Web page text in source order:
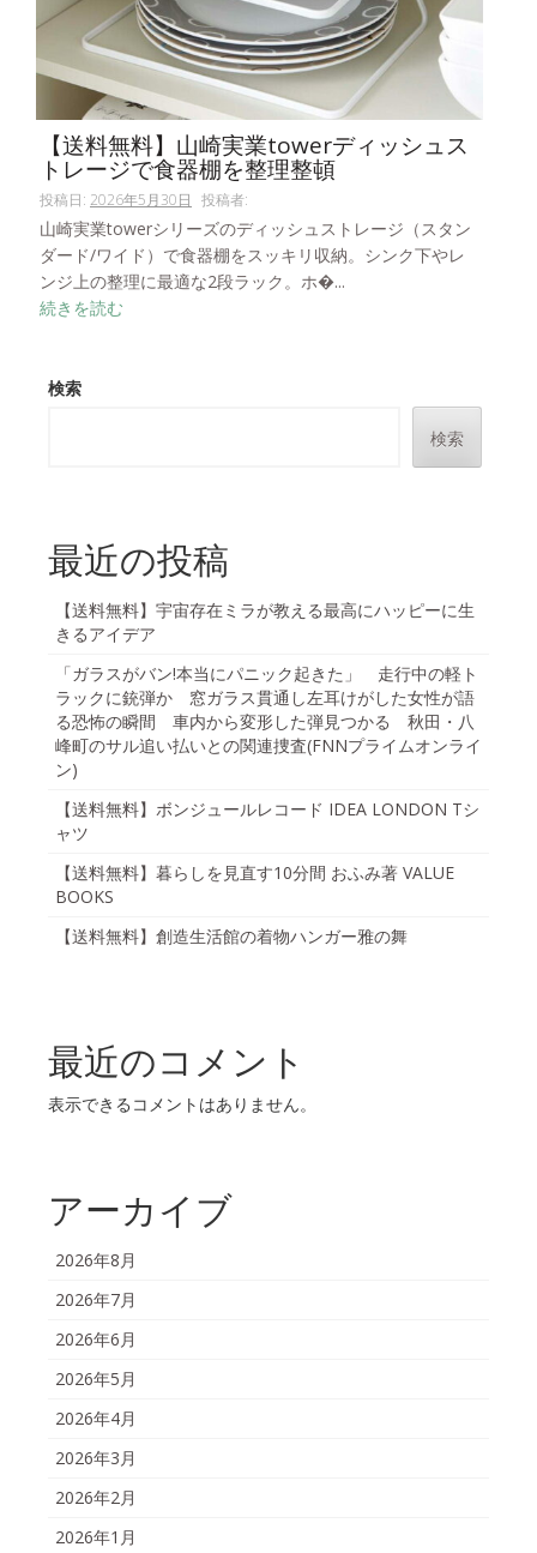
【送料無料】山崎実業towerディッシュス
トレージで食器棚を整理整頓
投稿日: 2026年5月30日 投稿者:
山崎実業towerシリーズのディッシュストレージ（スタン
ダード/ワイド）で食器棚をスッキリ収納。シンク下やレ
ンジ上の整理に最適な2段ラック。ホ�...
続きを読む
検索
検索
最近の投稿
【送料無料】宇宙存在ミラが教える最高にハッピーに生
きるアイデア
「ガラスがバン!本当にパニック起きた」 走行中の軽ト
ラックに銃弾か 窓ガラス貫通し左耳けがした女性が語
る恐怖の瞬間 車内から変形した弾見つかる 秋田・八
峰町のサル追い払いとの関連捜査(FNNプライムオンライ
ン)
【送料無料】ボンジュールレコード IDEA LONDON Tシ
ャツ
【送料無料】暮らしを見直す10分間 おふみ著 VALUE
BOOKS
【送料無料】創造生活館の着物ハンガー雅の舞
最近のコメント
表示できるコメントはありません。
アーカイブ
2026年8月
2026年7月
2026年6月
2026年5月
2026年4月
2026年3月
2026年2月
2026年1月